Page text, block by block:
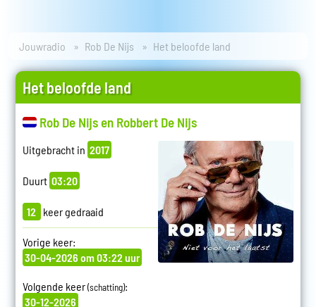
Jouwradio Rob De Nijs Het beloofde land
Het beloofde land
Rob De Nijs en Robbert De Nijs
Uitgebracht in 2017
Duurt 03:20
12 keer gedraaid
Vorige keer:
30-04-2026 om 03:22 uur
Volgende keer(schatting):
30-12-2026